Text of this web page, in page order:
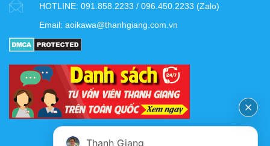
HOTLINE: 091.858.2233 / 096.450.2233 (Zalo)
Email: aoikawa@thanhgiang.com.vn
Thanh Giang